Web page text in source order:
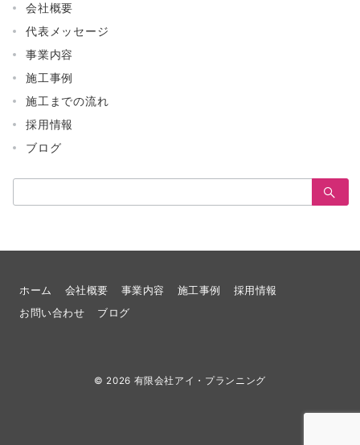
会社概要
代表メッセージ
事業内容
施工事例
施工までの流れ
採用情報
ブログ
索：
ホーム 会社概要 事業内容 施工事例
採用情報
お問い合わせ
ブログ
© 2026 有限会社アイ・プランニング